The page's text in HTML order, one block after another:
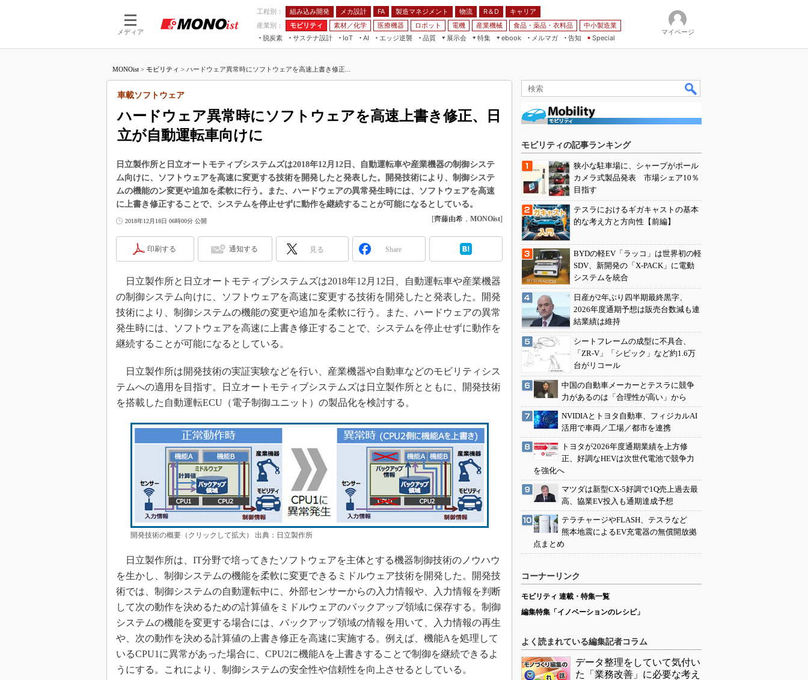
メディア
工程別： 組み込み開発 メカ設計 FA 製造マネジメント 物流 R＆D
キャリア
産業別：
モビリティ 素材／化学 医療機器 ロボット 電機 産業機械 食品・薬品・衣料品
中小製造業
脱炭素
サステナ設計
IoT
つながる工場
AI
AI×設備保全
エッジ逆襲 品質
展示会
JIMTOF
IIFES
TECHNO-FRONTIER
人テク展
スマート工場EXPO
日本ものづくりワールド
AUTOMOTIVE WORLD
産業オープンネット展
特集
VR／AR
フィールドサービス
組み込み画像技術
組み込みモデリング
Windows Embedded
ISO26262
無償設計ツール
デジタルツインとCAE
S＆OP
インダストリー4.0
製造業ビッグデータ
メイドインジャパン
植物工場
知財マネジメント
海外生産
グローバル設計・開発
制御セキュリティ
新型コロナへの対応
ebook
FA
メルマガ
告知 Special
マイページ
MONOist > モビリティ > ハードウェア異常時にソフトウェアを高速上書き修正...
ハードウェア異常時にソフトウェアを高速上書き修正、日
立が自動運転車向けに
車載ソフトウェア
日立製作所と日立オートモティブシステムズは2018年12月12日、自動運転車や産業機器の制御システ
ム向けに、ソフトウェアを高速に変更する技術を開発したと発表した。開発技術により、制御システ
ムの機能のン変更や追加を柔軟に行う。また、ハードウェアの異常発生時には、ソフトウェアを高速
に上書き修正することで、システムを停止せずに動作を継続することが可能になるとしている。
2018年12月18日 06時00分 公開 [齊藤由希 ， MONOist]
印刷する 通知する 見る Share
日立製作所と日立オートモティブシステムズは2018年12月12日、自動運転車や産業機器
の制御システム向けに、ソフトウェアを高速に変更する技術を開発したと発表した。開発
技術により、制御システムの機能の変更や追加を柔軟に行う。また、ハードウェアの異常
発生時には、ソフトウェアを高速に上書き修正することで、システムを停止せずに動作を
継続することが可能になるとしている。
日立製作所は開発技術の実証実験などを行い、産業機器や自動車などのモビリティシス
テムへの適用を目指す。日立オートモティブシステムズは日立製作所とともに、開発技術
を搭載した自動運転ECU（電子制御ユニット）の製品化を検討する。
開発技術の概要（クリックして拡大） 出典：日立製作所
日立製作所は、IT分野で培ってきたソフトウェアを主体とする機器制御技術のノウハウ
を生かし、制御システムの機能を柔軟に変更できるミドルウェア技術を開発した。開発技
術では、制御システムの自動運転中に、外部センサーからの入力情報や、入力情報を判断
して次の動作を決めるための計算値をミドルウェアのバックアップ領域に保存する。制御
システムの機能を変更する場合には、バックアップ領域の情報を用いて、入力情報の再生
や、次の動作を決める計算値の上書き修正を高速に実施する。例えば、機能Aを処理して
いるCPU1に異常があった場合に、CPU2に機能Aを上書きすることで制御を継続できるよ
うにする。これにより、制御システムの安全性や信頼性を向上させるとしている。
モビリティの記事ランキング
狭小な駐車場に、シャープがポール
カメラ式製品発表 市場シェア10％
目指す
テスラにおけるギガキャストの基本
的な考え方と方向性【前編】
BYDの軽EV「ラッコ」は世界初の軽
SDV、新開発の「X-PACK」に電動
システムを統合
日産が2年ぶり四半期最終黒字、
2026年度通期予想は販売台数減も連
結業績は維持
シートフレームの成型に不具合、
「ZR-V」「シビック」など約1.6万
台がリコール
中国の自動車メーカーとテスラに競争
力があるのは「合理性が高い」から
NVIDIAとトヨタ自動車、フィジカルAI
活用で車両／工場／都市を連携
トヨタが2026年度通期業績を上方修
正、好調なHEVは次世代電池で競争力
を強化へ
マツダは新型CX-5好調で1Q売上過去最
高、協業EV投入も通期達成予想
テラチャージやFLASH、テスラなど
熊本地震によるEV充電器の無償開放拠
点まとめ
コーナーリンク
モビリティ 連載・特集一覧
編集特集「イノベーションのレシピ」
よく読まれている編集記者コラム
データ整理をしていて気付い
た「業務改善」に必要な考え